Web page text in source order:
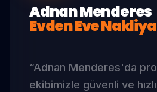
Adnan Menderes
Evden Eve
“Adnan Menderes'da
ekibimizle güvenli ve